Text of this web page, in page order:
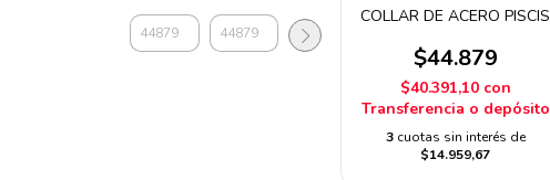
COLLAR DE ACERO PISCIS
$44.879
$40.391,10 con
Transferencia o depósito
3 cuotas sin interés de
$14.959,67